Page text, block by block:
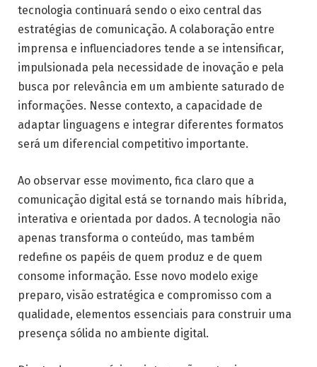
tecnologia continuará sendo o eixo central das
estratégias de comunicação. A colaboração entre
imprensa e influenciadores tende a se intensificar,
impulsionada pela necessidade de inovação e pela
busca por relevância em um ambiente saturado de
informações. Nesse contexto, a capacidade de
adaptar linguagens e integrar diferentes formatos
será um diferencial competitivo importante.
Ao observar esse movimento, fica claro que a
comunicação digital está se tornando mais híbrida,
interativa e orientada por dados. A tecnologia não
apenas transforma o conteúdo, mas também
redefine os papéis de quem produz e de quem
consome informação. Esse novo modelo exige
preparo, visão estratégica e compromisso com a
qualidade, elementos essenciais para construir uma
presença sólida no ambiente digital.